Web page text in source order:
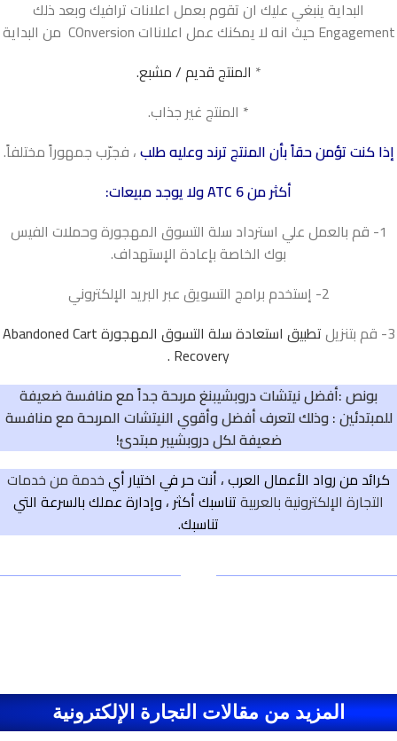
البداية ينبغي عليك ان تقوم بعمل اعلانات ترافيك وبعد ذلك
Engagement حيث انه لا يمكنك عمل اعلاناات COnversion من البداية
* المنتج قديم / مشبع.
* المنتج غير جذاب.
إذا كنت تؤمن حقاً بأن المنتج ترند وعليه طلب، فجرّب جمهوراً مختلفاً.
أكثر من 6 ATC ولا يوجد مبيعات:
1- قم بالعمل علي استرداد سلة التسوق المهجورة وحملات الفيس
بوك الخاصة بإعادة الإستهداف.
2- إستخدم برامج التسويق عبر البريد الإلكتروني
3- قم بتنزيل
تطبيق استعادة سلة التسوق المهجورة Abandoned Cart
Recovery .
بونص :أفضل نيتشات دروبشيبنغ مربحة جداً مع منافسة ضعيفة
للمبتدئين: وذلك لتعرفأفضل وأقوي النيتشات المربحة مع منافسة
ضعيفة لكل دروبشيبر مبتدئ!
كرائد من رواد الأعمال العرب ، أنت حر في اختيار أيخدمة من خدمات
التجارة الإلكترونية بالعربيةتناسبك أكثر ، وإدارة عملك بالسرعة التي
تناسبك.
المزيد من مقالات التجارة الإلكترونية